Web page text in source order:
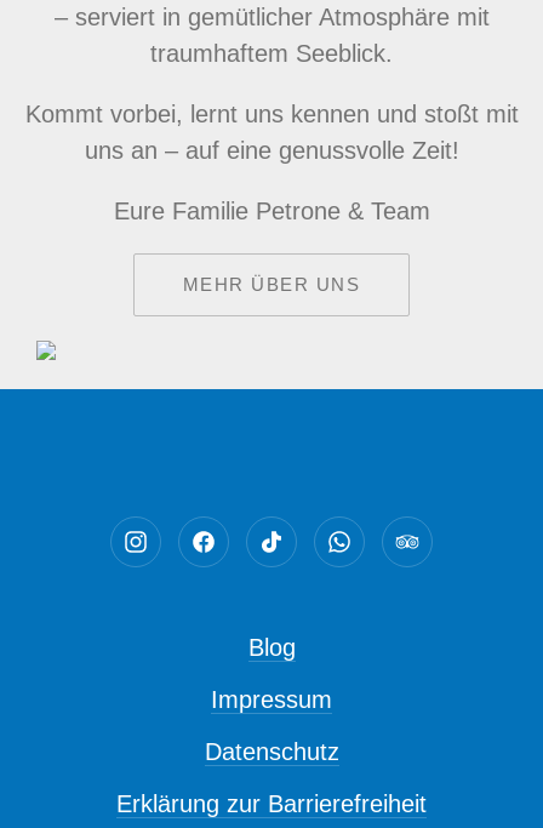
– serviert in gemütlicher Atmosphäre mit
traumhaftem Seeblick.
Kommt vorbei, lernt uns kennen und stoßt mit
uns an – auf eine genussvolle Zeit!
Eure Familie Petrone & Team
MEHR ÜBER UNS
Neues Fenster
Neues Fenster
Neues Fenster
Neues Fenster
Neues
Blog
Impressum
Datenschutz
Erklärung zur Barrierefreiheit